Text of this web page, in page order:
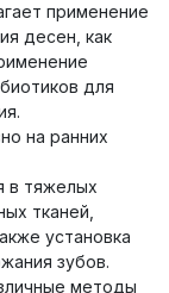
применение
десен, как
для
на ранних
в тяжелых
тканей,
установка
зубов.
методы